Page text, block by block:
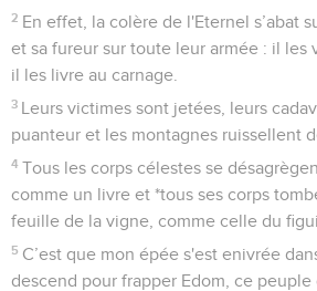
2 En effet, la colère de l'Eternel s’abat
et sa fureur sur toute leur armée : il les
il les livre au carnage.
3 Leurs victimes sont jetées, leurs
puanteur et les montagnes ruissellent
4 Tous les corps célestes se
comme un livre et *tous ses corps
feuille de la vigne, comme celle du
5 C’est que mon épée s'est enivrée
descend pour frapper Edom, ce